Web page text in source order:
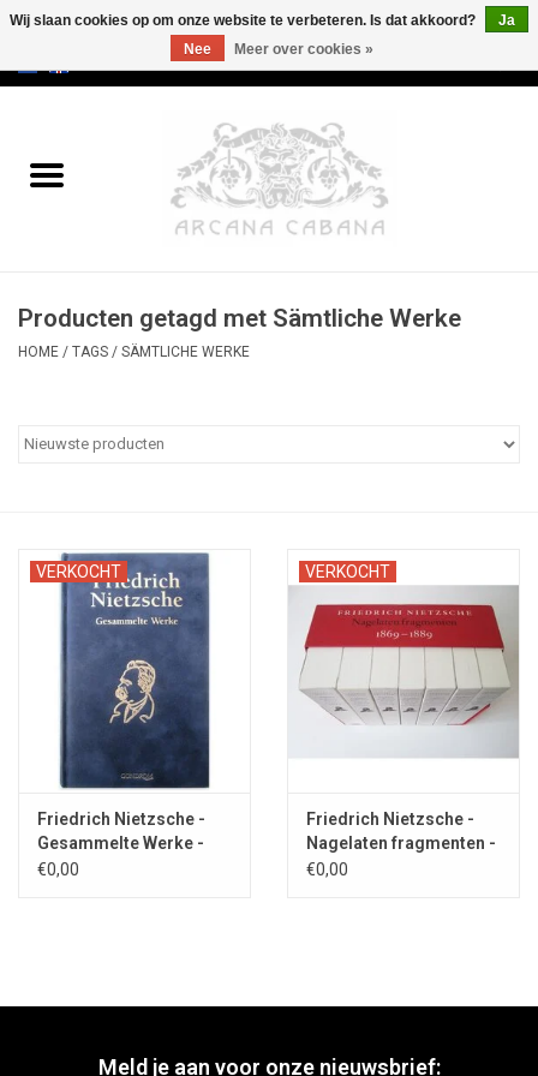
Oud & Zeldzaam
Erotica
Categorieën
Producten getagd met Sämtliche Werke
HOME / TAGS / SÄMTLICHE WERKE
VERKOCHT
Friedrich Nietzsche -
Gesammelte Werke -
2005
€0,00
VERKOCHT
Friedrich Nietzsche -
Nagelaten fragmenten -
2007
€0,00
Meld je aan voor onze nieuwsbrief:
Wij slaan cookies op om onze website te verbeteren. Is dat akkoord?
Ja
Nee
Meer over cookies »